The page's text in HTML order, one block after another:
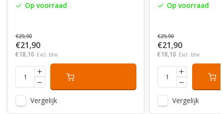
Op voorraad
€29,90
€21,90
€18,10 Excl. btw
Vergelijk
Op voorraad
€29,90
€21,90
€18,10 Excl. btw
Vergelijk